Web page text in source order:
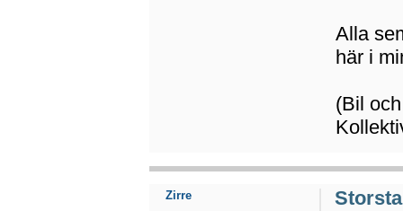
Alla
här i
(Bil
Zirre